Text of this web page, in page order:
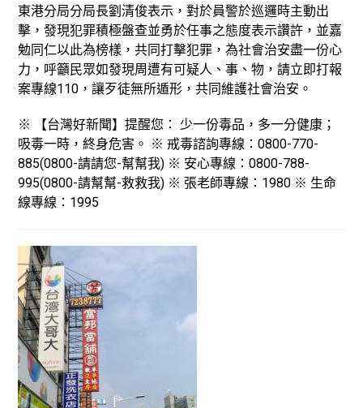
東港分局分局長劉清俊表示，對於員警於巡邏時主動出
擊，發現犯罪積極盤查並勇於任事之態度表示讚許，並嘉
勉同仁以此為榜樣，共同打擊犯罪，為社會治安盡一份心
力，呼籲民眾如發現周遭有可疑人、事、物，請立即打報
案專線110，讓歹徒無所遁形，共同維護社會治安。
※ 【台灣好新聞】提醒您： 少一份毒品，多一分健康；
吸毒一時，終身危害。 ※ 戒毒諮詢專線：0800-770-
885(0800-請請您-幫幫我) ※ 安心專線：0800-788-
995(0800-請幫幫-救救我) ※ 張老師專線：1980 ※ 生命
線專線：1995